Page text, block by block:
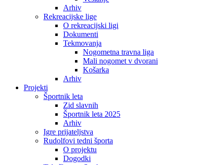
Arhiv
Rekreacijske lige
O rekreacijski ligi
Dokumenti
Tekmovanja
Nogometna travna liga
Mali nogomet v dvorani
Košarka
Arhiv
Projekti
Športnik leta
Zid slavnih
Športnik leta 2025
Arhiv
Igre prijateljstva
Rudolfovi tedni športa
O projektu
Dogodki